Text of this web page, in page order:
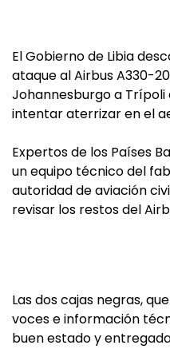
El Gobierno de Libia
ataque al Airbus A330-
Johannesburgo a
intentar aterrizar en el
Expertos de los Países
un equipo técnico del
autoridad de aviación
revisar los restos del
Las dos cajas negras,
voces e información
buen estado y